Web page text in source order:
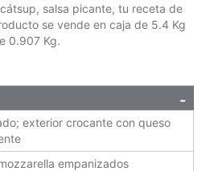
salsa picante, tu receta de
se vende en caja de 5.4 Kg
0.907 Kg.
exterior crocante con queso
empanizados